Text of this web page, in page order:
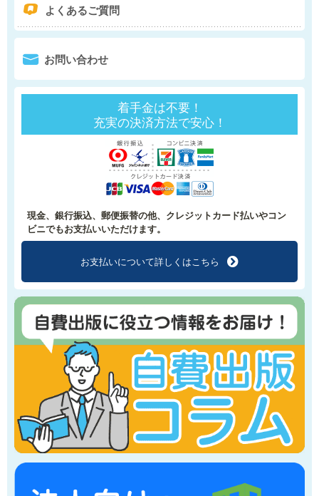
q よくあるご質問
0 お問い合わせ
着手金は不要！
充実の決済方法で安心！
現金、銀行振込、郵便振替の他、クレジットカード払いやコン
ビニでもお支払いいただけます。
お支払いについて詳しくはこちら f